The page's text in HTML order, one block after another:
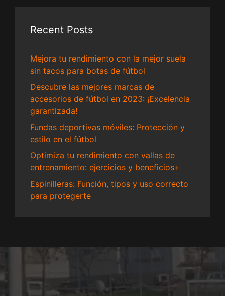
Recent Posts
Mejora tu rendimiento con la mejor suela
sin tacos para botas de fútbol
Descubre las mejores marcas de
accesorios de fútbol en 2023: ¡Excelencia
garantizada!
Fundas deportivas móviles: Protección y
estilo en el fútbol
Optimiza tu rendimiento con vallas de
entrenamiento: ejercicios y beneficios+
Espinilleras: Función, tipos y uso correcto
para protegerte